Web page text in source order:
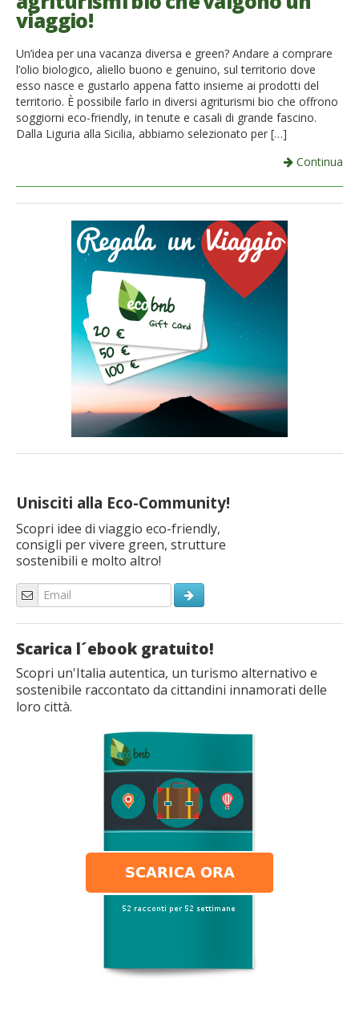
viaggio!
Un’idea per una vacanza diversa e green? Andare a comprare
l’olio biologico, aliello buono e genuino, sul territorio dove
esso nasce e gustarlo appena fatto insieme ai prodotti del
territorio. È possibile farlo in diversi agriturismi bio che offrono
soggiorni eco-friendly, in tenute e casali di grande fascino.
Dalla Liguria alla Sicilia, abbiamo selezionato per […]
Continua
Unisciti alla Eco-Community!
Scopri idee di viaggio eco-friendly,
consigli per vivere green, strutture
sostenibili e molto altro!
Scarica l´ebook gratuito!
Scopri un'Italia autentica, un turismo alternativo e
sostenibile raccontato da cittandini innamorati delle
loro città.